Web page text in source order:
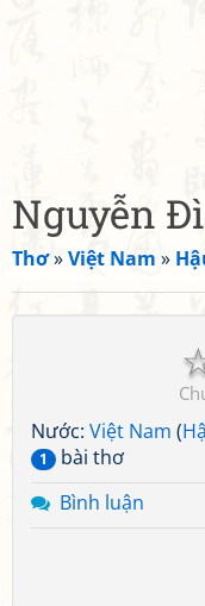
Nguyễn
Thơ»Việt Nam »
Nước: Việt Nam (
1
bài thơ
Bình luận